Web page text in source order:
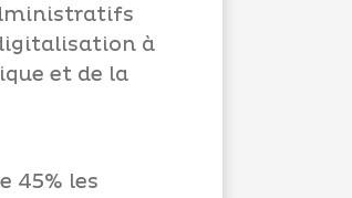
à
et de la
45% les